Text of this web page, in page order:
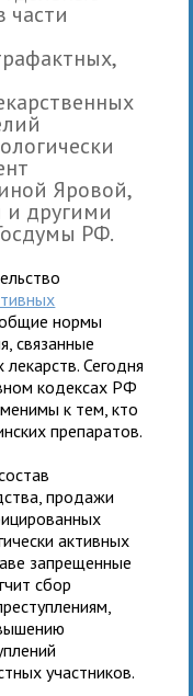
части
Яровой,
другими
РФ.
нормы
связанные
Сегодня
кодексах РФ
к тем, кто
препаратов.
продажи
активных
запрещенные
сбор
участников.